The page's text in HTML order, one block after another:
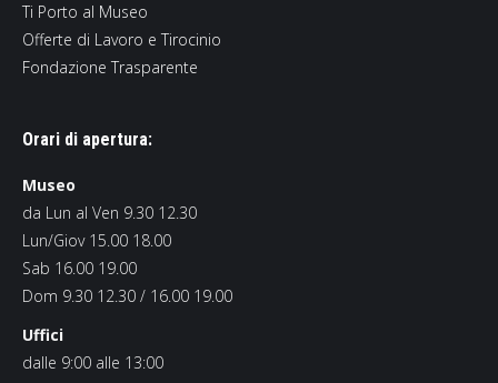
Ti Porto al Museo
Offerte di Lavoro e Tirocinio
Fondazione Trasparente
Orari di apertura:
Museo
da Lun al Ven 9.30 12.30
Lun/Giov 15.00 18.00
Sab 16.00 19.00
Dom 9.30 12.30 / 16.00 19.00
Uffici
dalle 9:00 alle 13:00